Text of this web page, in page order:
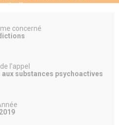
Hénaff
concerné
l'appel
substances psychoactives
2019